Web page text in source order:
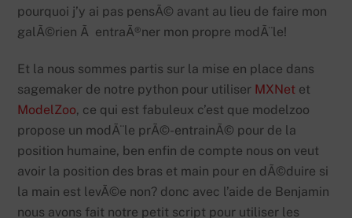
pourquoi j’y ai pas pensÃ© avant au lieu de faire mon
galÃ©rien Ã entraÃ®ner mon propre modÃ¨le!
Et la nous sommes partis sur la mise en place dans
sagemaker de notre python pour utiliser MXNet et
ModelZoo, ce qui est fabuleux c’est que modelzoo
propose un modÃ¨le prÃ©-entrainÃ© pour de la
position humaine, ben enfin de compte nous on veut
avoir la position des bras et main pour en dÃ©duire si
la main est levÃ©e non? donc avec l’aide de Benjamin
nous avons fait notre petit script pour utiliser les